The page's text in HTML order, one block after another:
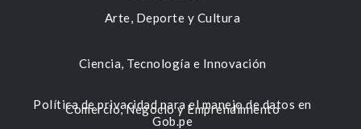
Arte, Deporte y Cultura
Ciencia, Tecnología e Innovación
Comercio, Negocio y Emprendimiento
Política de privacidad para el manejo de datos en
Gob.pe